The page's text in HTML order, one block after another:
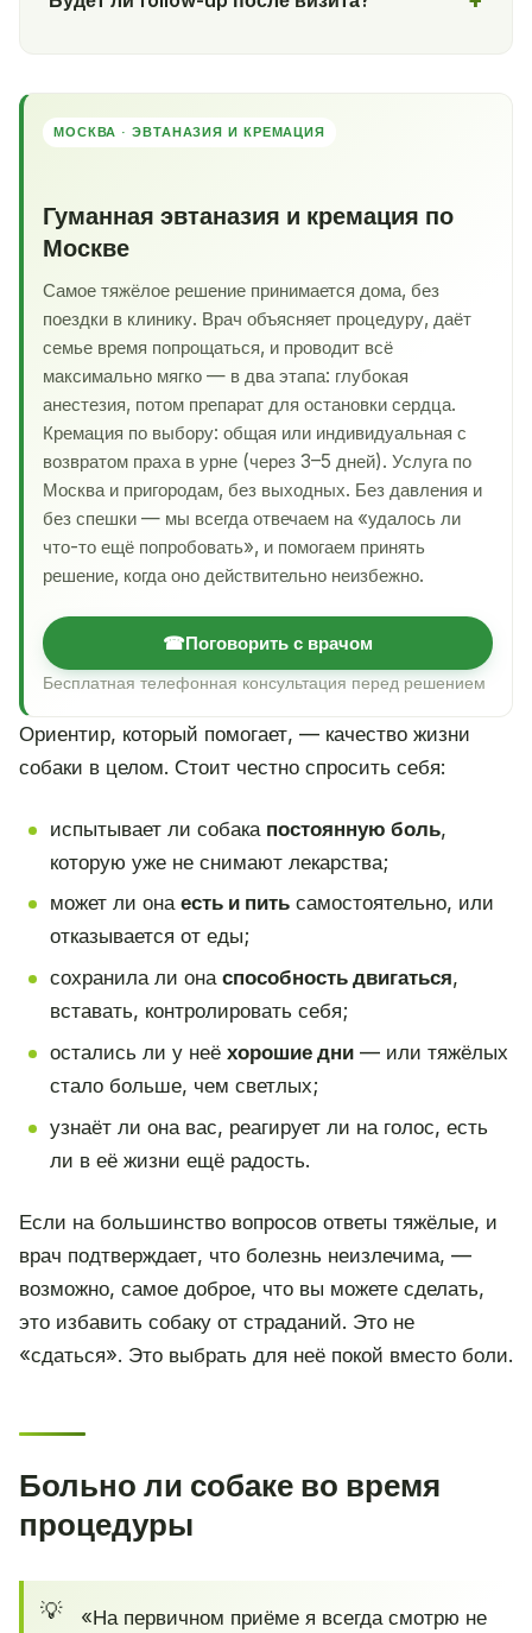
МОСКВА · ЭВТАНАЗИЯ И КРЕМАЦИЯ
Гуманная эвтаназия и кремация по
Москве
Самое тяжёлое решение принимается дома, без
поездки в клинику. Врач объясняет процедуру, даёт
семье время попрощаться, и проводит всё
максимально мягко — в два этапа: глубокая
анестезия, потом препарат для остановки сердца.
Кремация по выбору: общая или индивидуальная с
возвратом праха в урне (через 3–5 дней). Услуга по
Москва и пригородам, без выходных. Без давления и
без спешки — мы всегда отвечаем на «удалось ли
что-то ещё попробовать», и помогаем принять
решение, когда оно действительно неизбежно.
☎Поговорить с врачом
Бесплатная телефонная консультация перед решением
Ориентир, который помогает, — качество жизни
собаки в целом. Стоит честно спросить себя:
испытывает ли собака постоянную боль,
которую уже не снимают лекарства;
может ли она есть и питьсамостоятельно, или
отказывается от еды;
сохранила ли она способность двигаться,
вставать, контролировать себя;
остались ли у неё хорошие дни— или тяжёлых
стало больше, чем светлых;
узнаёт ли она вас, реагирует ли на голос, есть
ли в её жизни ещё радость.
Если на большинство вопросов ответы тяжёлые, и
врач подтверждает, что болезнь неизлечима, —
возможно, самое доброе, что вы можете сделать,
это избавить собаку от страданий. Это не
«сдаться». Это выбрать для неё покой вместо боли.
Больно ли собаке во время
процедуры
«На первичном приёме я всегда смотрю не